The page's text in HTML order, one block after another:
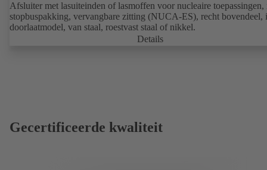
Afsluiter met lasuiteinden of lasmoffen voor nucleaire toepassingen,
stopbuspakking, vervangbare zitting (NUCA-ES), recht bovendeel,
doorlaatmodel, van staal, roestvast staal of nikkel.
Details
Gecertificeerde kwaliteit